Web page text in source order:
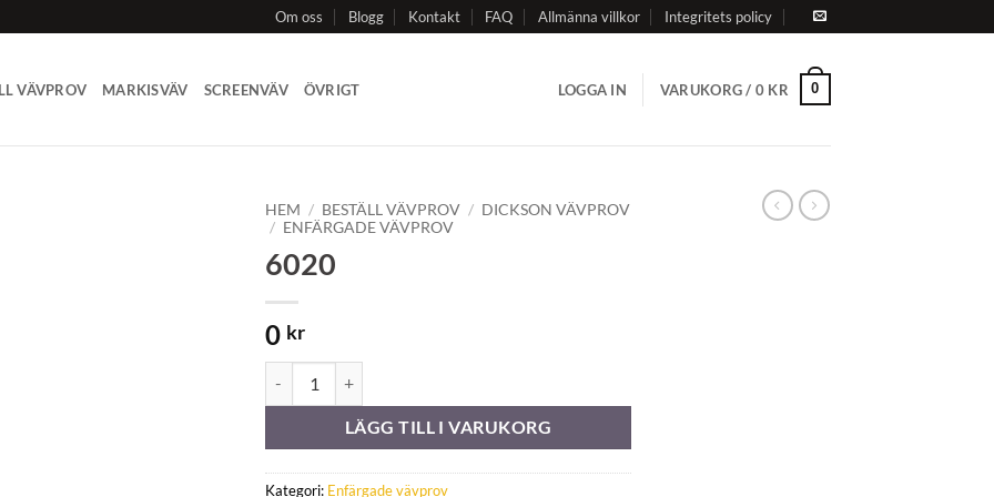
Om oss Blogg Kontakt FAQ Allmänna villkor Integritets policy
VÄVPROV MARKISVÄV SCREENVÄV ÖVRIGT LOGGA IN VARUKORG / 0 KR 0
HEM / BESTÄLL VÄVPROV / DICKSON VÄVPROV
/ ENFÄRGADE VÄVPROV
6020
0 kr
LÄGG TILL I VARUKORG
Kategori: Enfärgade vävprov